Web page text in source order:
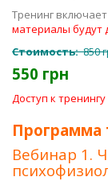
Тренинг
материалы будут
Стоимость:850
550 грн
Доступ к
Программа
Вебинар 1.